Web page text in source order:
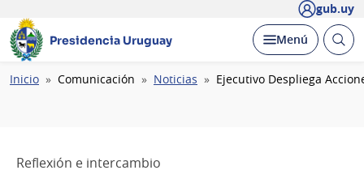
gub.uy
Presidencia Uruguay Desplegar
Menú Abrir
Ruta
Inicio Comunicación Noticias Ejecutivo Despliega
Reflexión e intercambio